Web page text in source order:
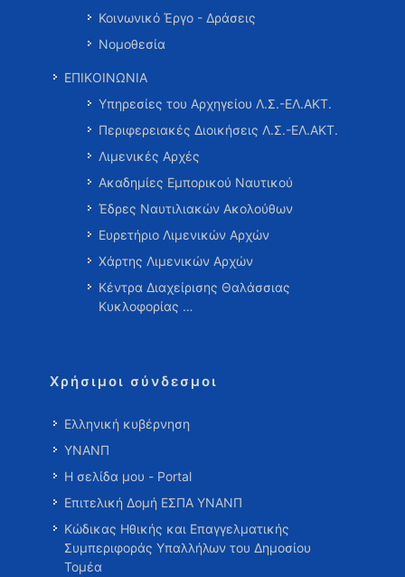
Κοινωνικό Έργο - Δράσεις
Νομοθεσία
ΕΠΙΚΟΙΝΩΝΙΑ
Υπηρεσίες του Αρχηγείου Λ.Σ.-ΕΛ.ΑΚΤ.
Περιφερειακές Διοικήσεις Λ.Σ.-ΕΛ.ΑΚΤ.
Λιμενικές Αρχές
Ακαδημίες Εμπορικού Ναυτικού
Έδρες Ναυτιλιακών Ακολούθων
Ευρετήριο Λιμενικών Αρχών
Χάρτης Λιμενικών Αρχών
Κέντρα Διαχείρισης Θαλάσσιας
Κυκλοφορίας …
Χρήσιμοι σύνδεσμοι
Ελληνική κυβέρνηση
ΥΝΑΝΠ
Η σελίδα μου - Portal
Επιτελική Δομή ΕΣΠΑ ΥΝΑΝΠ
Κώδικας Ηθικής και Επαγγελματικής
Συμπεριφοράς Υπαλλήλων του Δημοσίου
Τομέα